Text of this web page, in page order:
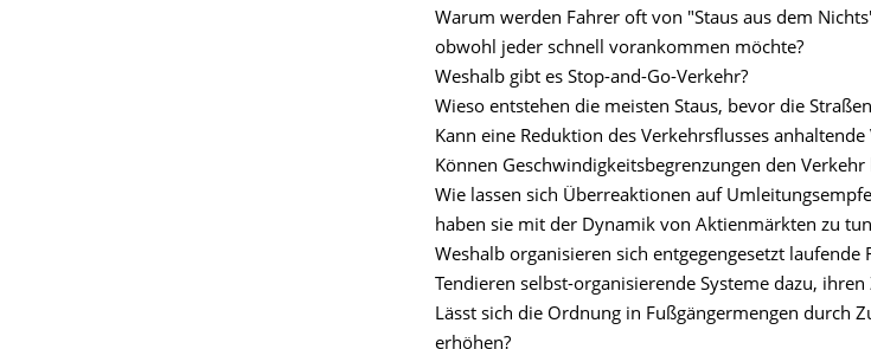
Warum werden Fahrer oft von "Staus aus dem
obwohl jeder schnell vorankommen möchte?
Weshalb gibt es Stop-and-Go-Verkehr?
Wieso entstehen die meisten Staus, bevor die
Kann eine Reduktion des Verkehrsflusses
Können Geschwindigkeitsbegrenzungen den Verkehr
Wie lassen sich Überreaktionen auf
haben sie mit der Dynamik von Aktienmärkten zu
Weshalb organisieren sich entgegengesetzt laufende
Tendieren selbst-organisierende Systeme dazu,
Lässt sich die Ordnung in Fußgängermengen durch
erhöhen?